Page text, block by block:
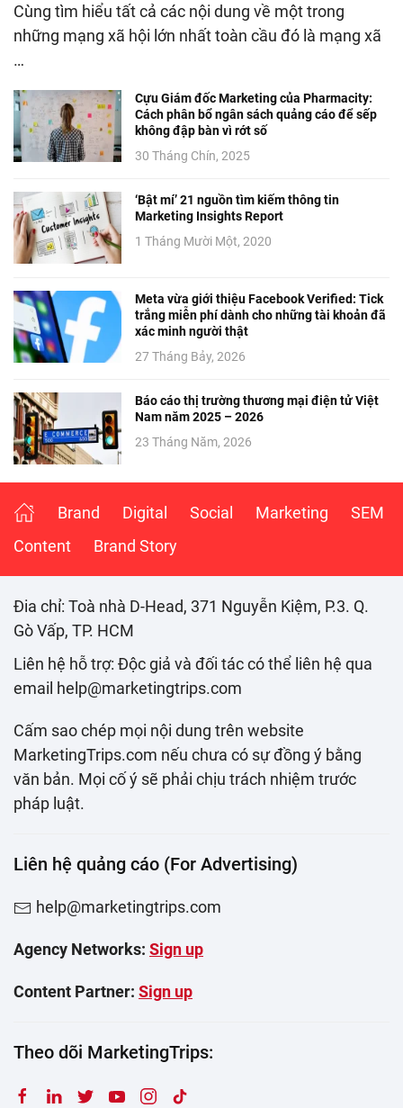
Cùng tìm hiểu tất cả các nội dung về một trong
những mạng xã hội lớn nhất toàn cầu đó là mạng xã
…
Cựu Giám đốc Marketing của Pharmacity:
Cách phân bổ ngân sách quảng cáo để sếp
không đập bàn vì rớt số
30 Tháng Chín, 2025
‘Bật mí’ 21 nguồn tìm kiếm thông tin
Marketing Insights Report
1 Tháng Mười Một, 2020
Meta vừa giới thiệu Facebook Verified: Tick
trắng miễn phí dành cho những tài khoản đã
xác minh người thật
27 Tháng Bảy, 2026
Báo cáo thị trường thương mại điện tử Việt
Nam năm 2025 – 2026
23 Tháng Năm, 2026
Brand Digital Social Marketing
SEM
Content
Brand Story
Đia chỉ: Toà nhà D-Head, 371 Nguyễn Kiệm, P.3. Q.
Gò Vấp, TP. HCM
Liên hệ hỗ trợ: Độc giả và đối tác có thể liên hệ qua
email help@marketingtrips.com
Cấm sao chép mọi nội dung trên website
MarketingTrips.com nếu chưa có sự đồng ý bằng
văn bản. Mọi cố ý sẽ phải chịu trách nhiệm trước
pháp luật.
Liên hệ quảng cáo (For Advertising)
help@marketingtrips.com
Agency Networks: Sign up
Content Partner: Sign up
Theo dõi MarketingTrips: